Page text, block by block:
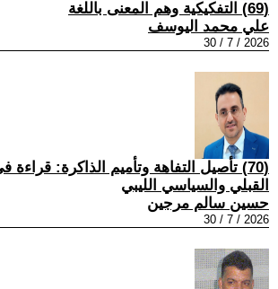
(69) التفكيكية وهم المعنى باللغة
علي محمد اليوسف
2026 / 7 / 30
(70) تأصيل التفاهة وتأميم الذاكرة: قراءة
القبلي والسياسي الليبي
حسين سالم مرجين
2026 / 7 / 30